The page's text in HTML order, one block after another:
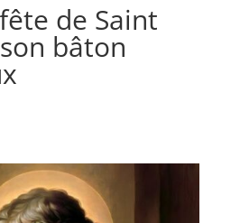
de Saint
bâton